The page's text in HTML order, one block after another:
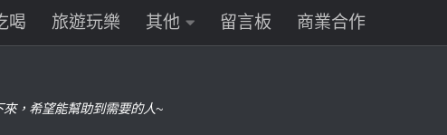
喝 旅遊玩樂 其他 留言板 商業合作
，希望能幫助到需要的人~